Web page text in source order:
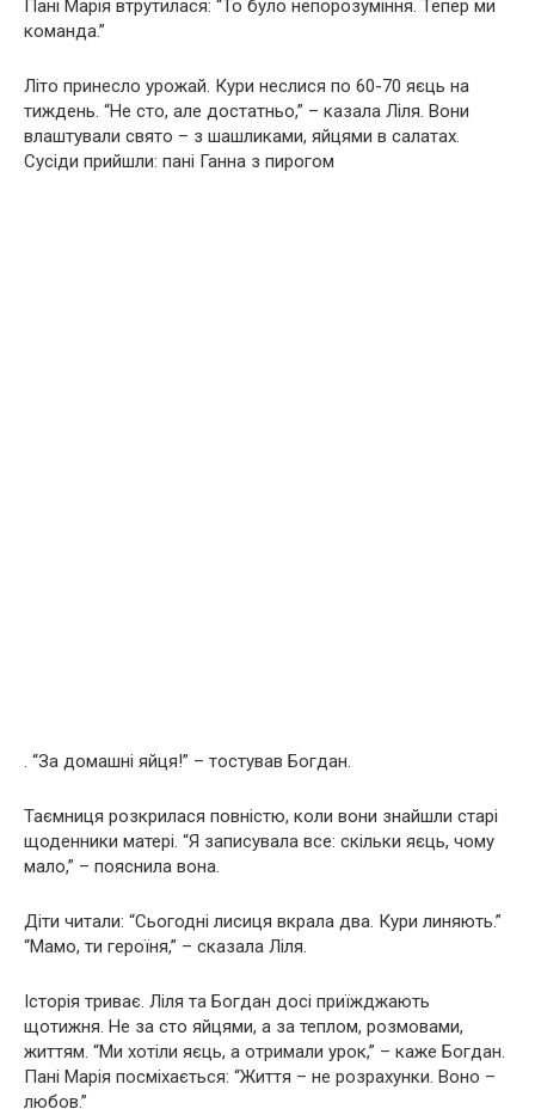
Пані Марія втрутилася: “То було непорозуміння. Тепер ми
команда.”
Літо принесло урожай. Кури неслися по 60-70 яєць на
тиждень. “Не сто, але достатньо,” – казала Ліля. Вони
влаштували свято – з шашликами, яйцями в салатах.
Сусіди прийшли: пані Ганна з пирогом
. “За домашні яйця!” – тостував Богдан.
Таємниця розкрилася повністю, коли вони знайшли старі
щоденники матері. “Я записувала все: скільки яєць, чому
мало,” – пояснила вона.
Діти читали: “Сьогодні лисиця вкрала два. Кури линяють.”
“Мамо, ти героїня,” – сказала Ліля.
Історія триває. Ліля та Богдан досі приїжджають
щотижня. Не за сто яйцями, а за теплом, розмовами,
життям. “Ми хотіли яєць, а отримали урок,” – каже Богдан.
Пані Марія посміхається: “Життя – не розрахунки. Воно –
любов.”